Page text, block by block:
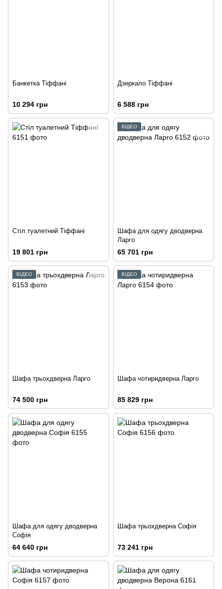
Банкетка Тіффані
10 294 грн
Дзеркало Тіффані
6 588 грн
Стіл туалетний Тіффані
19 801 грн
ВІДЕО
Шафа для одягу дводверна
Ларго
65 701 грн
ВІДЕО
Шафа трьохдверна Ларго
74 500 грн
ВІДЕО
Шафа чотиридверна Ларго
85 829 грн
Шафа для одягу дводверна
Софія
64 640 грн
Шафа трьохдверна Софія
73 241 грн